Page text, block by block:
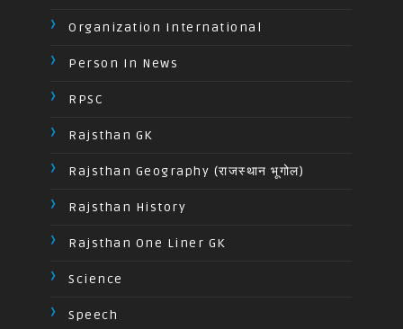
Organization International
Person In News
RPSC
Rajsthan GK
Rajsthan Geography (राजस्थान भूगोल)
Rajsthan History
Rajsthan One Liner GK
Science
Speech